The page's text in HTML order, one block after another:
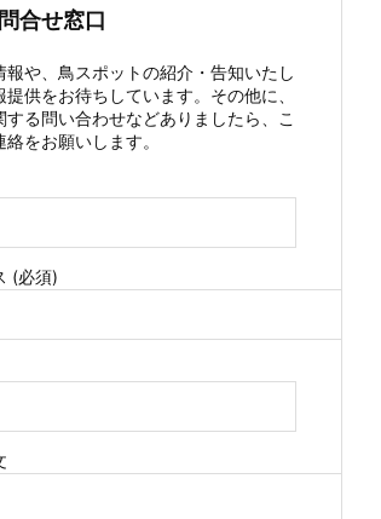
合せ窓口
報や、鳥スポットの紹介・告知いたし
提供をお待ちしています。その他に、
する問い合わせなどありましたら、こ
をお願いします。
(必須)